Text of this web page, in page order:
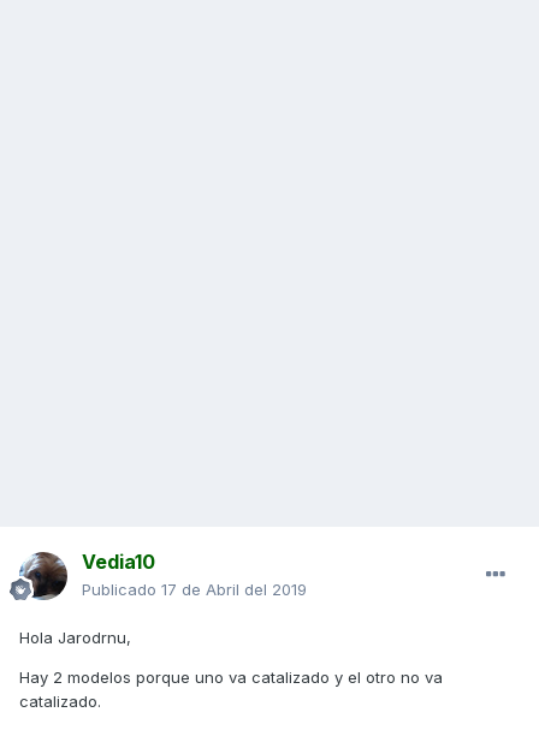
Vedia10
Publicado 17 de Abril del 2019
Hola Jarodrnu,
Hay 2 modelos porque uno va catalizado y el otro no va
catalizado.